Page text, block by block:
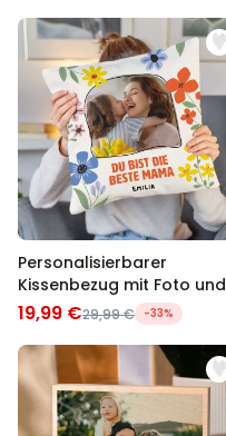
Personalisierbarer
Kissenbezug mit Foto und
Text
19,99 €29,99 € -33%